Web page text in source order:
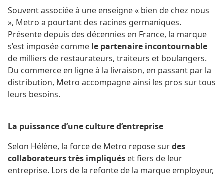
Souvent associée à une enseigne « bien de chez nous
», Metro a pourtant des racines germaniques.
Présente depuis des décennies en France, la marque
s’est imposée comme le partenaire incontournable
de milliers de restaurateurs, traiteurs et boulangers.
Du commerce en ligne à la livraison, en passant par la
distribution, Metro accompagne ainsi les pros sur tous
leurs besoins.
La puissance d’une culture d’entreprise
Selon Hélène, la force de Metro repose surdes
collaborateurs très impliqués et fiers de leur
entreprise. Lors de la refonte de la marque employeur,